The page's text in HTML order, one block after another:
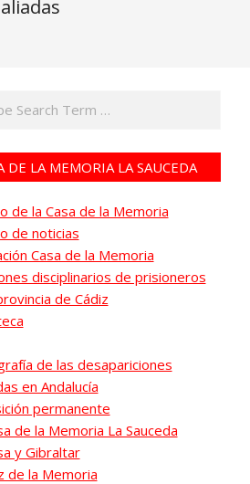
DE LA MEMORIA LA SAUCEDA
de la Casa de la Memoria
de noticias
Casa de la Memoria
disciplinarios de prisioneros
de Cádiz
de las desapariciones
en Andalucía
permanente
de la Memoria La Sauceda
y Gibraltar
de la Memoria